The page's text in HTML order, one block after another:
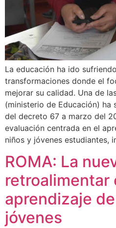
La educación ha ido
transformaciones donde el
mejorar su calidad. Una de
(ministerio de Educación) ha
del decreto 67 a marzo del
evaluación centrada en el
niños y jóvenes estudiantes,
ROMA: La
retroalimentar
aprendizaje
jóvenes